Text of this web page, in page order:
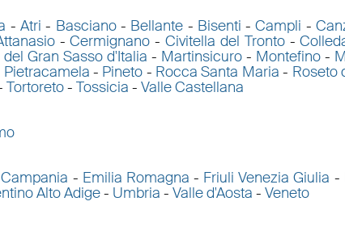
- Atri - Basciano- Bellante - Bisenti -Campli -
-Cermignano -Civitella del Tronto-
del Gran Sasso d'Italia - Martinsicuro - Montefino -
Pietracamela - Pineto - Rocca Santa Maria - Roseto
Tortoreto- Tossicia - Valle Castellana
Campania - Emilia Romagna - Friuli Venezia Giulia -
Alto Adige- Umbria - Valle d'Aosta - Veneto